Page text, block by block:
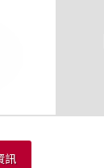
訊